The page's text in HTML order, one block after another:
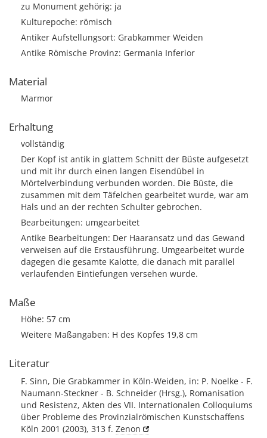
zu Monument gehörig: ja
Kulturepoche: römisch
Antiker Aufstellungsort: Grabkammer Weiden
Antike Römische Provinz: Germania Inferior
Material
Marmor
Erhaltung
vollständig
Der Kopf ist antik in glattem Schnitt der Büste aufgesetzt
und mit ihr durch einen langen Eisendübel in
Mörtelverbindung verbunden worden. Die Büste, die
zusammen mit dem Täfelchen gearbeitet wurde, war am
Hals und an der rechten Schulter gebrochen.
Bearbeitungen: umgearbeitet
Antike Bearbeitungen: Der Haaransatz und das Gewand
verweisen auf die Erstausführung. Umgearbeitet wurde
dagegen die gesamte Kalotte, die danach mit parallel
verlaufenden Eintiefungen versehen wurde.
Maße
Höhe: 57 cm
Weitere Maßangaben: H des Kopfes 19,8 cm
Literatur
F. Sinn, Die Grabkammer in Köln-Weiden, in: P. Noelke - F.
Naumann-Steckner - B. Schneider (Hrsg.), Romanisation
und Resistenz, Akten des VII. Internationalen Colloquiums
über Probleme des Provinzialrömischen Kunstschaffens
Köln 2001 (2003), 313 f. Zenon